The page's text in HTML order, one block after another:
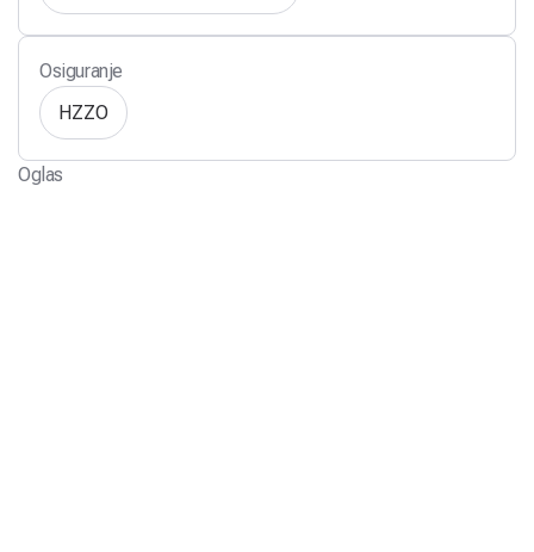
Osiguranje
HZZO
Oglas